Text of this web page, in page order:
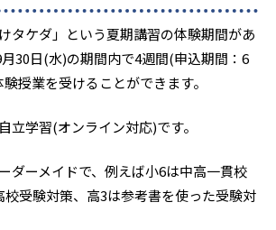
タケダ」という夏期講習の体験期間があ
30日(水)の期間内で4週間(申込期間：6
授業を受けることができます。
立学習(オンライン対応)です。
ダーメイドで、例えば小6は中高一貫校
校受験対策、高3は参考書を使った受験対